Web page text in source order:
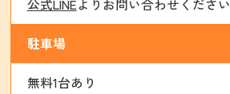
公式LINEよりお問い合わせください
駐車場
無料1台あり